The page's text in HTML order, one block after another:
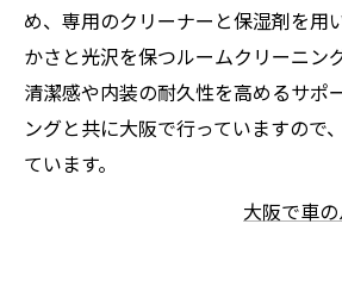
め、専用のクリーナーと保湿剤を用
かさと光沢を保つルームクリーニン
清潔感や内装の耐久性を高めるサポ
ングと共に大阪で行っていますので
ています。
大阪で車